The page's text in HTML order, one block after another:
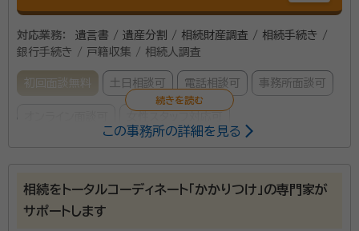
対応業務：
遺言書 / 遺産分割 / 相続財産調査 / 相続手続き /
銀行手続き / 戸籍収集 / 相続人調査
初回面談無料 土日相談可 電話相談可 事務所面談可
塩永 健太郎（シオナガ ケンタロウ） 行政書士
この事務所の詳細を見る
相続をトータルコーディネート「かかりつけ」の専門家が
サポートします